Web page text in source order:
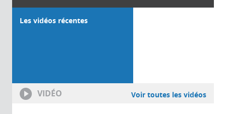
Les vidéos récentes
VIDÉO Voir toutes les vidéos